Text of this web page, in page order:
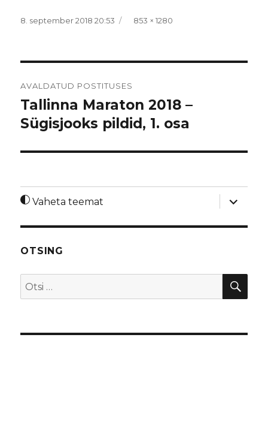
Postitatud
8. september 2018 20:53 Täissuurus
853 × 1280
AVALDATUD POSTITUSES
Tallinna Maraton 2018 –
Sügisjooks pildid, 1. osa
Vaheta teemat
laienda
OTSING
Otsi: